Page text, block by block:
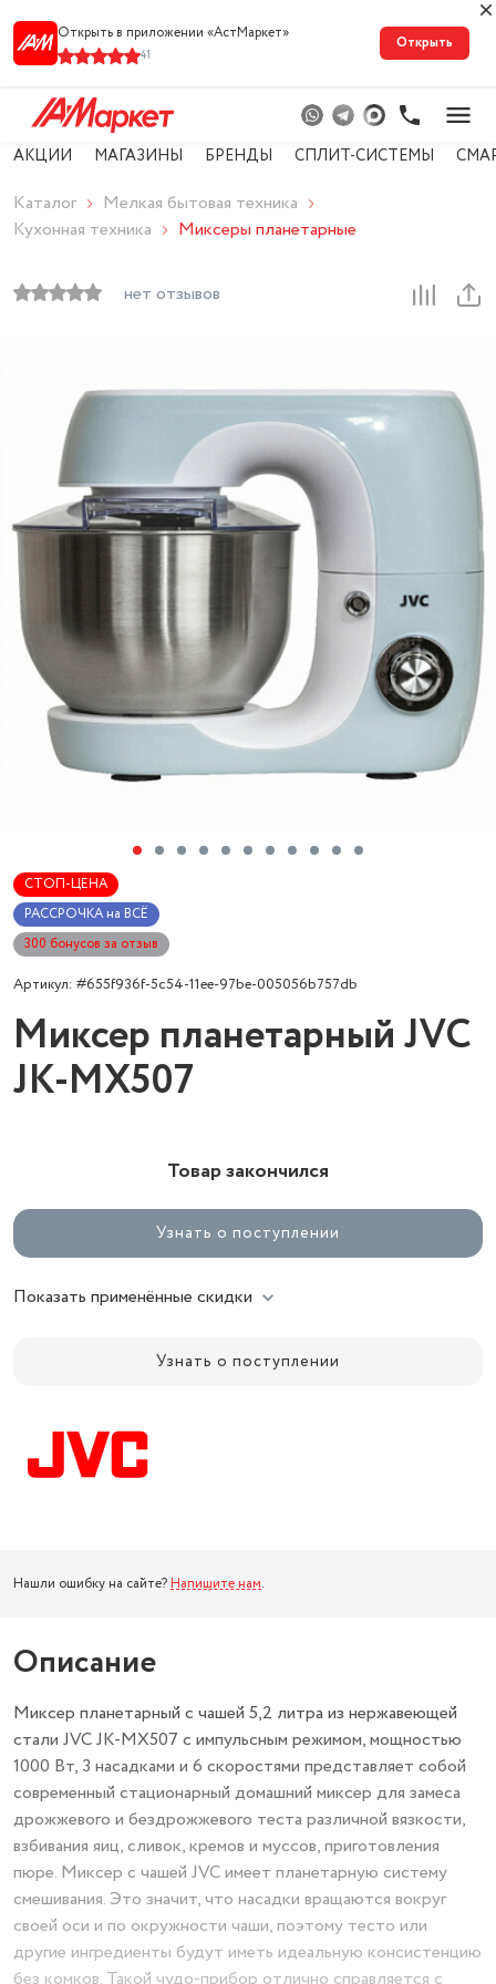
Открыть в приложении «АстМарке‪т‬»
41
Открыть
АКЦИИ МАГАЗИНЫ БРЕНДЫ СПЛИТ-СИСТЕМЫ
Каталог
Мелкая бытовая техника
Кухонная техника
Миксеры планетарные
нет отзывов
СТОП-ЦЕНА
РАССРОЧКА на ВСЁ
300 бонусов за отзыв
Артикул: #655f936f-5c54-11ee-97be-005056b757db
Миксер планетарный JVC
JK-MX507
Товар закончился
Узнать о поступлении
Показать применённые скидки
Узнать о поступлении
Нашли ошибку на сайте? Напишите нам.
Описание
Миксер планетарный с чашей 5,2 литра из нержавеющей
стали JVC JK-MX507 с импульсным режимом, мощностью
1000 Вт, 3 насадками и 6 скоростями представляет собой
современный стационарный домашний миксер для замеса
дрожжевого и бездрожжевого теста различной вязкости,
взбивания яиц, сливок, кремов и муссов, приготовления
пюре. Миксер с чашей JVC имеет планетарную систему
смешивания. Это значит, что насадки вращаются вокруг
своей оси и по окружности чаши, поэтому тесто или
другие ингредиенты будут иметь идеальную консистенцию